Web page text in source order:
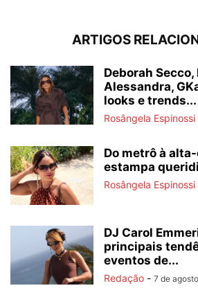
ARTIGOS
Deborah Secco,
Alessandra,
looks e trends...
Rosângela Espinossi
Do metrô à
estampa
Rosângela Espinossi
DJ Carol
principais
eventos de...
Redação - 7 de